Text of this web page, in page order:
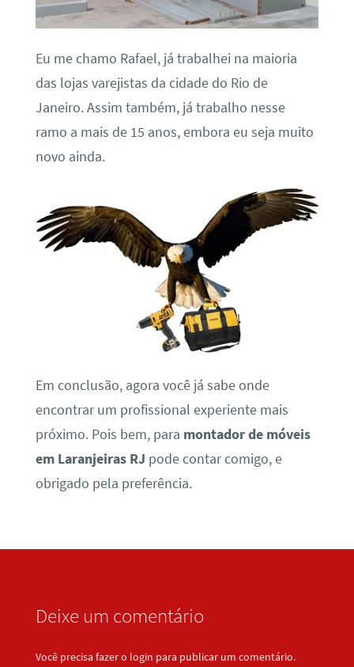
Eu me chamo Rafael, já trabalhei na maioria
das lojas varejistas da cidade do Rio de
Janeiro. Assim também, já trabalho nesse
ramo a mais de 15 anos, embora eu seja muito
novo ainda.
Em conclusão, agora você já sabe onde
encontrar um profissional experiente mais
próximo. Pois bem, para montador de móveis
em Laranjeiras RJ pode contar comigo, e
obrigado pela preferência.
Deixe um comentário
Você precisa fazer o login para publicar um comentário.